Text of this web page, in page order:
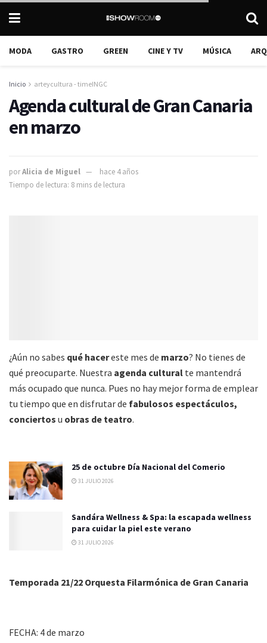
MODA GASTRO GREEN CINE Y TV MÚSICA
Inicio arteycultura - timeINGC
Agenda cultural de Gran Canaria
en marzo
porAlicia de Miguel
hace 4 años
Tiempo de lectura: 8 mins de lectura
¿Aún no sabes qué hacereste mes de marzo? No tienes de
qué preocuparte. Nuestra agenda cultural te mantendrá
más ocupado que nunca. Pues no hay mejor forma de emplear
tu tiempo que en disfrutar de fabulosos espectáculos,
conciertos u obras de teatro.
25 de octubre Día Nacional del Comerio
31 JULIO 2026
Sandára Wellness & Spa: la escapada wellness
para cuidar la piel este verano
31 JULIO 2026
Temporada 21/22 Orquesta Filarmónica de Gran Canaria
FECHA: 4 de marzo